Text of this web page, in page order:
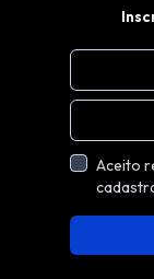
Aceito